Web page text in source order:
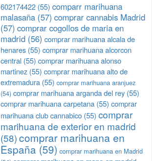
602174422 (55) comparr marihuana
malasaña (57) comprar cannabis Madrid
(57) comprar cogollos de maria en
madrid (56) comprar marihuana alcala de
henares (55) comprar marihuana alcorcon
central (55) comprar marihuana alonso
martinez (55) comprar marihuana alto de
extremadura (55) comprar marihuana aranjuez
(54) comprar marihuana arganda del rey (55)
comprar marihuana carpetana (55) comprar
marihuana club cannabico (55) comprar
marihuana de exterior en madrid
(58)comprar marihuana en
España (59) comprar marihuana en Madrid